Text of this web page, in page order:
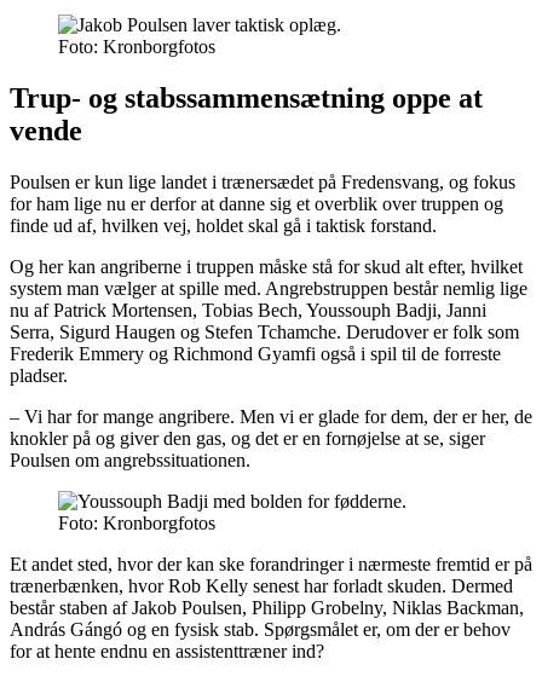
Foto: Kronborgfotos
Trup- og stabssammensætning oppe at
vende
Poulsen er kun lige landet i trænersædet på Fredensvang, og fokus
for ham lige nu er derfor at danne sig et overblik over truppen og
finde ud af, hvilken vej, holdet skal gå i taktisk forstand.
Og her kan angriberne i truppen måske stå for skud alt efter, hvilket
system man vælger at spille med. Angrebstruppen består nemlig lige
nu af Patrick Mortensen, Tobias Bech, Youssouph Badji, Janni
Serra, Sigurd Haugen og Stefen Tchamche. Derudover er folk som
Frederik Emmery og Richmond Gyamfi også i spil til de forreste
pladser.
– Vi har for mange angribere. Men vi er glade for dem, der er her, de
knokler på og giver den gas, og det er en fornøjelse at se, siger
Poulsen om angrebssituationen.
Foto: Kronborgfotos
Et andet sted, hvor der kan ske forandringer i nærmeste fremtid er på
trænerbænken, hvor Rob Kelly senest har forladt skuden. Dermed
består staben af Jakob Poulsen, Philipp Grobelny, Niklas Backman,
András Gángó og en fysisk stab. Spørgsmålet er, om der er behov
for at hente endnu en assistenttræner ind?